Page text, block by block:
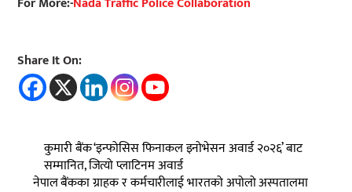
Share It On:
कुमारी बैंक ‘इन्फोसिस फिनाकल इनोभेसन अवार्ड २०२६’ बाट
सम्मानित, जित्यो प्लाटिनम अवार्ड
नेपाल बैंकका ग्राहक र कर्मचारीलाई भारतको अपोलो अस्पतालमा